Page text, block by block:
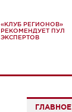
«КЛУБ РЕГИОНОВ»
РЕКОМЕНДУЕТ ПУЛ
ЭКСПЕРТОВ
ГЛАВНОЕ